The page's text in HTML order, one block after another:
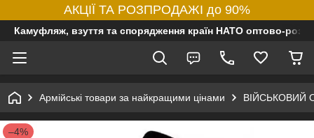
АКЦІЇ ТА РОЗПРОДАЖІ до 90%
Камуфляж, взуття та спорядження країн НАТО оптово-
Армійські товари за найкращими цінами ВІЙСЬКОВИЙ
–4%